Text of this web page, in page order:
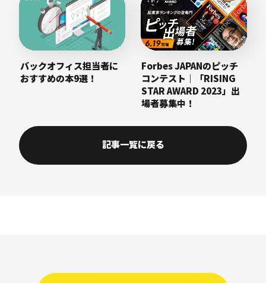
バックオフィス担当者に
おすすめの本9選！
Forbes JAPANのピッチ
コンテスト｜「RISING
STAR AWARD 2023」出
場者募集中！
記事一覧に戻る